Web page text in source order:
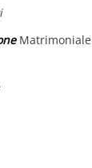
Matrimoniale